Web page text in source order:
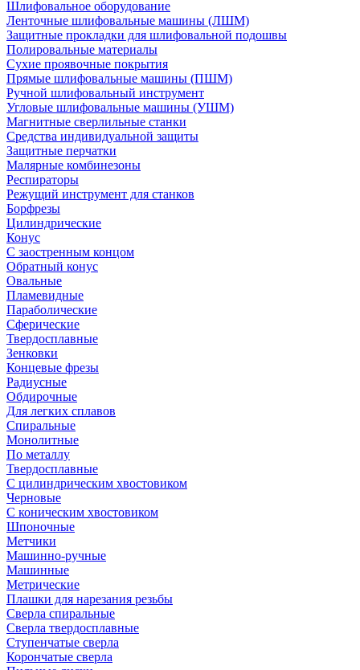
Шлифовальное оборудование
Ленточные шлифовальные машины (ЛШМ)
Защитные прокладки для шлифовальной подошвы
Полировальные материалы
Сухие проявочные покрытия
Прямые шлифовальные машины (ПШМ)
Ручной шлифовальный инструмент
Угловые шлифовальные машины (УШМ)
Магнитные сверлильные станки
Средства индивидуальной защиты
Защитные перчатки
Малярные комбинезоны
Респираторы
Режущий инструмент для станков
Борфрезы
Цилиндрические
Конус
С заостренным концом
Обратный конус
Овальные
Пламевидные
Параболические
Сферические
Твердосплавные
Зенковки
Концевые фрезы
Радиусные
Обдирочные
Для легких сплавов
Спиральные
Монолитные
По металлу
Твердосплавные
С цилиндрическим хвостовиком
Черновые
С коническим хвостовиком
Шпоночные
Метчики
Машинно-ручные
Машинные
Метрические
Плашки для нарезания резьбы
Сверла спиральные
Сверла твердосплавные
Ступенчатые сверла
Корончатые сверла